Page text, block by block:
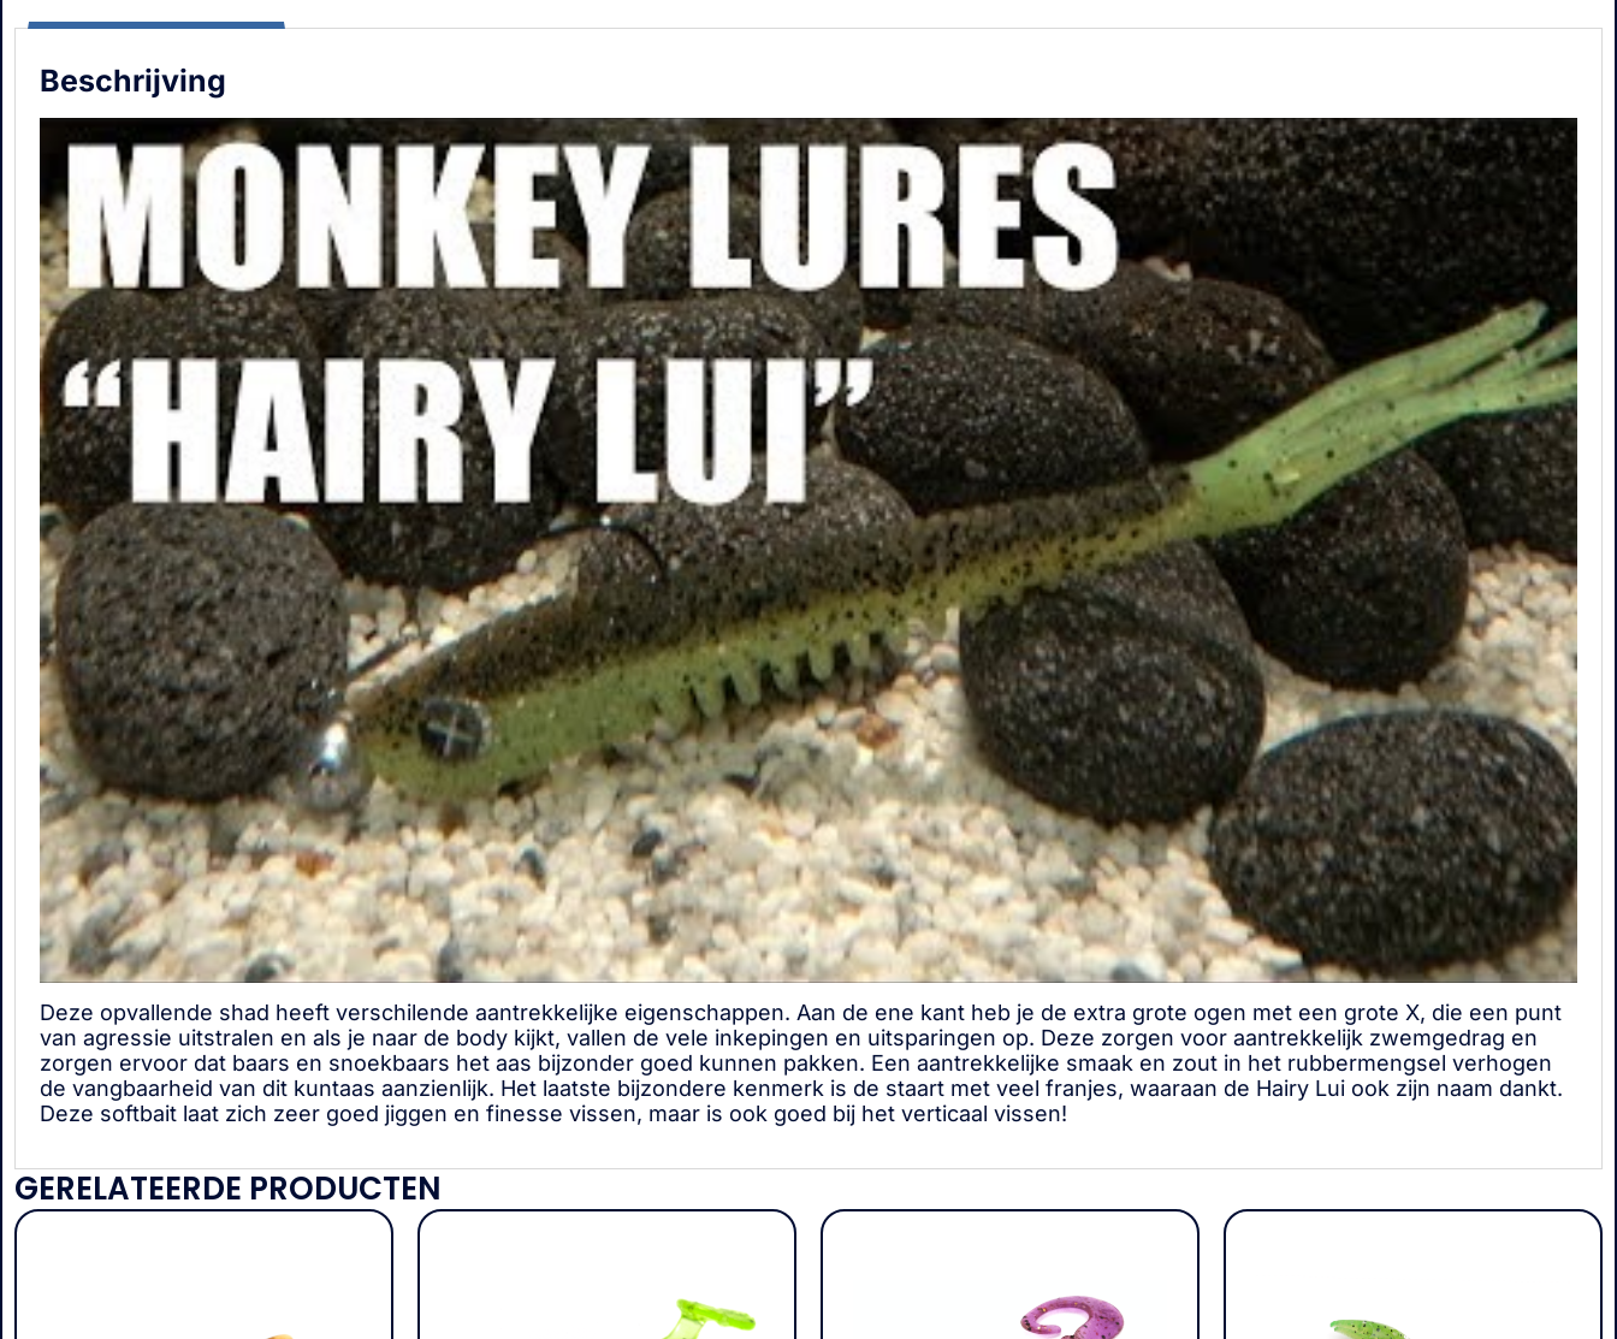
Beschrijving
Deze opvallende shad heeft verschilende aantrekkelijke eigenschappen. Aan de ene kant heb je de extra grote ogen met een grote X, die een punt
van agressie uitstralen en als je naar de body kijkt, vallen de vele inkepingen en uitsparingen op. Deze zorgen voor aantrekkelijk zwemgedrag en
zorgen ervoor dat baars en snoekbaars het aas bijzonder goed kunnen pakken. Een aantrekkelijke smaak en zout in het rubbermengsel verhogen
de vangbaarheid van dit kuntaas aanzienlijk. Het laatste bijzondere kenmerk is de staart met veel franjes, waaraan de Hairy Lui ook zijn naam dankt.
Deze softbait laat zich zeer goed jiggen en finesse vissen, maar is ook goed bij het verticaal vissen!
GERELATEERDE PRODUCTEN